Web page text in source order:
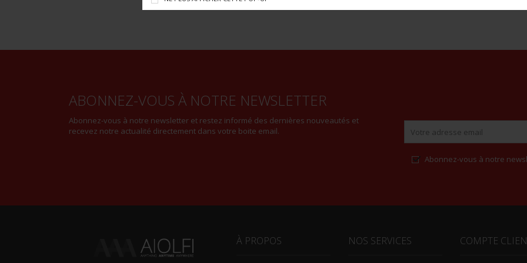
ABONNEZ-VOUS À NOTRE NEWSLETTER
Abonnez-vous à notre newsletter et restez informé des dernières nouveautés et
recevez notre actualité directement dans votre boite email.
Abonnez-vous à notre
À PROPOS NOS SERVICES COMPTE